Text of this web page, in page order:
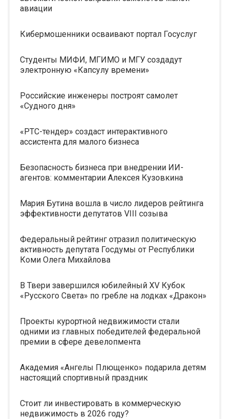
авиации
Кибермошенники осваивают портал Госуслуг
Студенты МИФИ, МГИМО и МГУ создадут
электронную «Капсулу времени»
Российские инженеры построят самолет
«Судного дня»
«РТС-тендер» создаст интерактивного
ассистента для малого бизнеса
Безопасность бизнеса при внедрении ИИ-
агентов: комментарии Алексея Кузовкина
Мария Бутина вошла в число лидеров рейтинга
эффективности депутатов VIII созыва
Федеральный рейтинг отразил политическую
активность депутата Госдумы от Республики
Коми Олега Михайлова
В Твери завершился юбилейный XV Кубок
«Русского Света» по гребле на лодках «Дракон»
Проекты курортной недвижимости стали
одними из главных победителей федеральной
премии в сфере девелопмента
Академия «Ангелы Плющенко» подарила детям
настоящий спортивный праздник
Стоит ли инвестировать в коммерческую
недвижимость в 2026 году?